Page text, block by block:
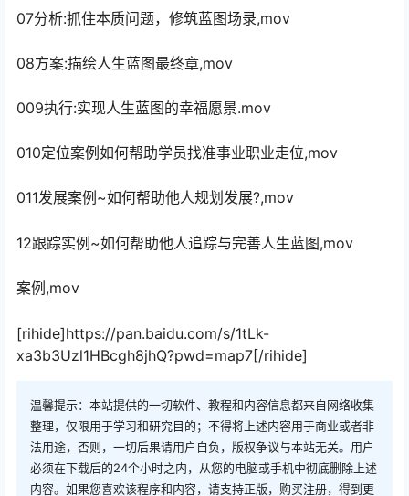
07分析:抓住本质问题，修筑蓝图场录,mov
08方案:描绘人生蓝图最终章,mov
009执行:实现人生蓝图的幸福愿景.mov
010定位案例如何帮助学员找准事业职业走位,mov
011发展案例~如何帮助他人规划发展?,mov
12跟踪实例~如何帮助他人追踪与完善人生蓝图,mov
案例,mov
[rihide]https://pan.baidu.com/s/1tLk-
xa3b3Uzl1HBcgh8jhQ?pwd=map7[/rihide]
温馨提示：本站提供的一切软件、教程和内容信息都来自网络收集
整理，仅限用于学习和研究目的；不得将上述内容用于商业或者非
法用途，否则，一切后果请用户自负，版权争议与本站无关。用户
必须在下载后的24个小时之内，从您的电脑或手机中彻底删除上述
内容。如果您喜欢该程序和内容，请支持正版，购买注册，得到更